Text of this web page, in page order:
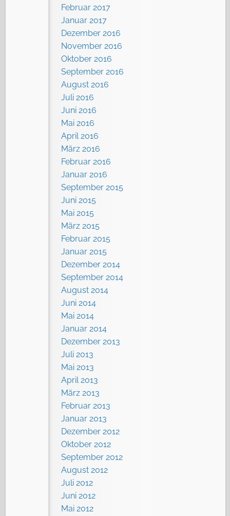
Februar 2017
Januar 2017
Dezember 2016
November 2016
Oktober 2016
September 2016
August 2016
Juli 2016
Juni 2016
Mai 2016
April 2016
März 2016
Februar 2016
Januar 2016
September 2015
Juni 2015
Mai 2015
März 2015
Februar 2015
Januar 2015
Dezember 2014
September 2014
August 2014
Juni 2014
Mai 2014
Januar 2014
Dezember 2013
Juli 2013
Mai 2013
April 2013
März 2013
Februar 2013
Januar 2013
Dezember 2012
Oktober 2012
September 2012
August 2012
Juli 2012
Juni 2012
Mai 2012